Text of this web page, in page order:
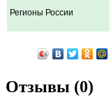
Регионы России
Отзывы (0)